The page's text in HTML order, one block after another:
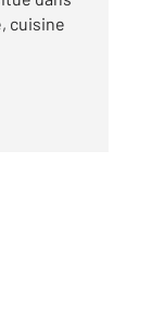
cuisine